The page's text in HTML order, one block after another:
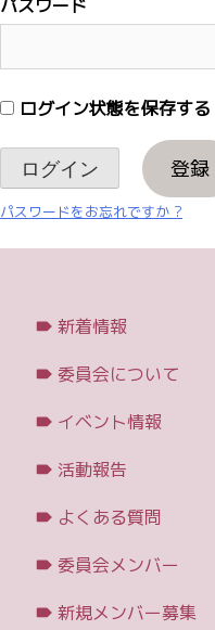
パスワード
ログイン状態を保存する
登録
パスワードをお忘れですか ?
新着情報
委員会について
イベント情報
活動報告
よくある質問
委員会メンバー
新規メンバー募集